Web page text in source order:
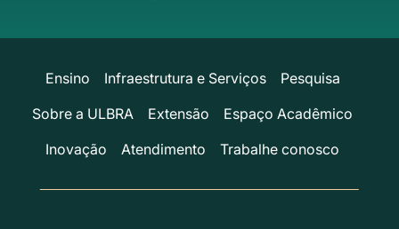
Ensino Infraestrutura e Serviços
Pesquisa
Sobre a ULBRA
Extensão
Espaço Acadêmico
Inovação
Atendimento Trabalhe conosco